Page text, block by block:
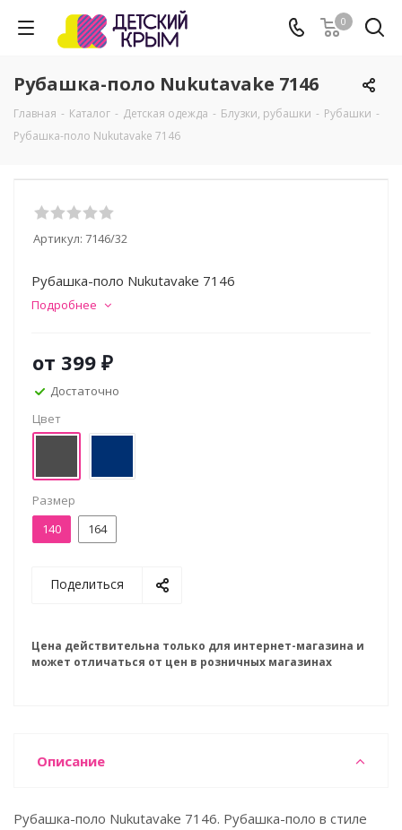
0
Рубашка-поло Nukutavake 7146
Главная - Каталог - Детская одежда - Блузки, рубашки - Рубашки -
Рубашка-поло Nukutavake 7146
Артикул: 7146/32
Рубашка-поло Nukutavake 7146
Подробнее
от 399 ₽
Достаточно
Цвет
Размер
140
164
Поделиться
Цена действительна только для интернет-магазина и
может отличаться от цен в розничных магазинах
Описание
Рубашка-поло Nukutavake 7146. Рубашка-поло в стиле